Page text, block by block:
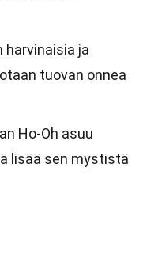
harvinaisia ja
tuovan onnea
Ho-Oh asuu
lisää sen mystistä